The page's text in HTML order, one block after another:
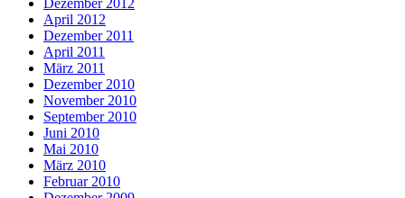
Dezember 2012
April 2012
Dezember 2011
April 2011
März 2011
Dezember 2010
November 2010
September 2010
Juni 2010
Mai 2010
März 2010
Februar 2010